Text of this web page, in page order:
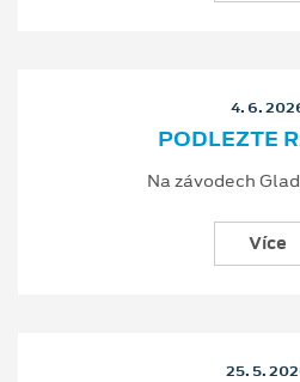
4. 6.
PODLEZTE
Na závodech
Více
25. 5.